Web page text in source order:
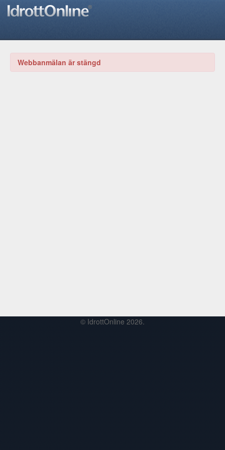
Webbanmälan är stängd
© IdrottOnline 2026.